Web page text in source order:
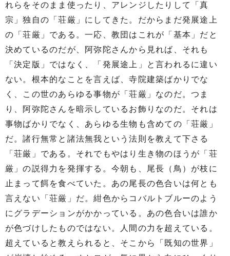
れらをそのまま使ったり、アレンジしたりして「真
宗」独自の「荘厳」にしてきた。だからまだ発展途上
の「荘厳」である。一応、教団はこれが「基本」だと
決めているのだが、阿弥陀さんから見れば、それも
「決定版」ではなく、「発展途上」と言われるに違い
ない。根本的なことを言えば、寺院建築ばかりでな
く、この世のあらゆる事物が「荘厳」なのだ。つま
り、阿弥陀さんを暗示しているお飾りなのだ。それは
事物ばかりでなく、あらゆる生物も含めての「荘厳」
だ。諸行無常と諸法無我という法則を教えて下さる
「荘厳」である。それでもやはり生き物のほうが「荘
厳」の説得力を発揮する。今朝も、尾長（鳥）が枝に
止まって餌を食べていた。あの尾長の色合いは何とも
言えない「荘厳」だ。紺色からコバルトブルーのよう
にグラデーションがかかっている。あの色合いは誰か
が色づけしたものではない。人間の力を超えている。
超えていると教えられると、そこから「既知の世界」